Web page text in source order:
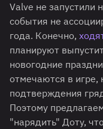
Valve не запустили
события не
года. Конечно,
планируют
новогодние
отмечаются в игре,
подтверждения
Поэтому
"нарядить" Доту,